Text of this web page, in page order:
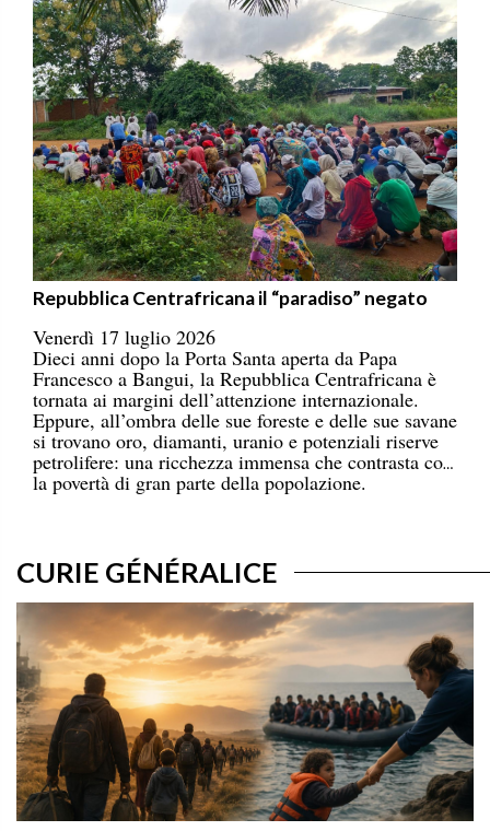
Repubblica Centrafricana il “paradiso” negato
Venerdì 17 luglio 2026
Dieci anni dopo la Porta Santa aperta da Papa
Francesco a Bangui, la Repubblica Centrafricana è
tornata ai margini dell’attenzione internazionale.
Eppure, all’ombra delle sue foreste e delle sue savane
si trovano oro, diamanti, uranio e potenziali riserve
petrolifere: una ricchezza immensa che contrasta con
la povertà di gran parte della popolazione.
CURIE GÉNÉRALICE